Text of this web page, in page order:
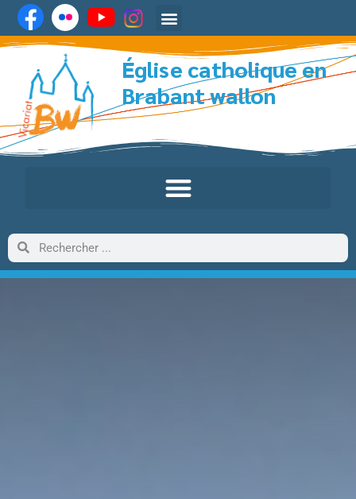
Église catholique en
Brabant wallon